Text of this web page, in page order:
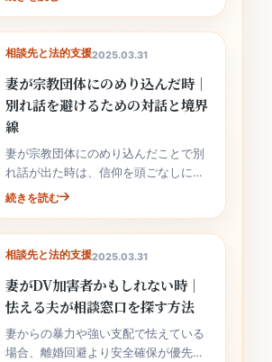
相談先と法的支援2025.03.31
妻が宗教団体にのめり込んだ時｜
別れ話を避けるための対話と境界
線
妻が宗教団体にのめり込んだことで別
れ話が出た時は、信仰を頭ごなしに否
定せず、生活への影響と境界線を整理
続きを読む
相談先と法的支援2025.03.31
妻がDV加害者かもしれない時｜
怯える夫が相談窓口を探す方法
妻からの暴力や強い支配で怯えている
場合、離婚回避より安全確保が優先で